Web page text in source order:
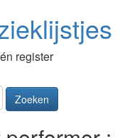
register
Zoeken